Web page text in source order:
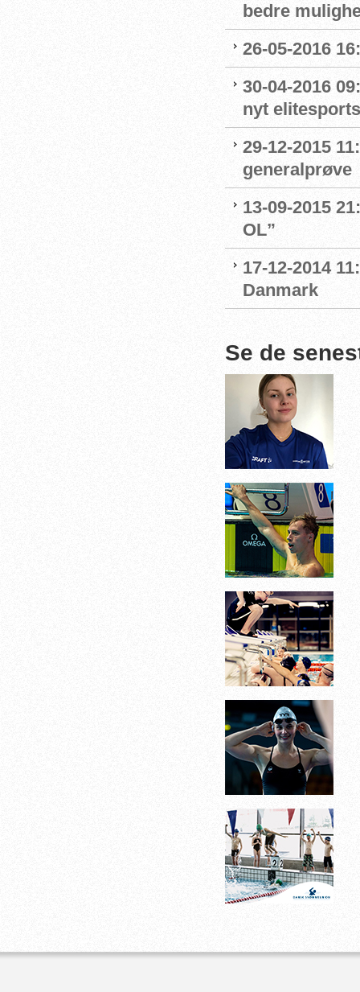
bedre
26-05-2016
30-04-2016
nyt
29-12-2015
generalprøve
13-09-2015
OL”
17-12-2014
Danmark
Se de